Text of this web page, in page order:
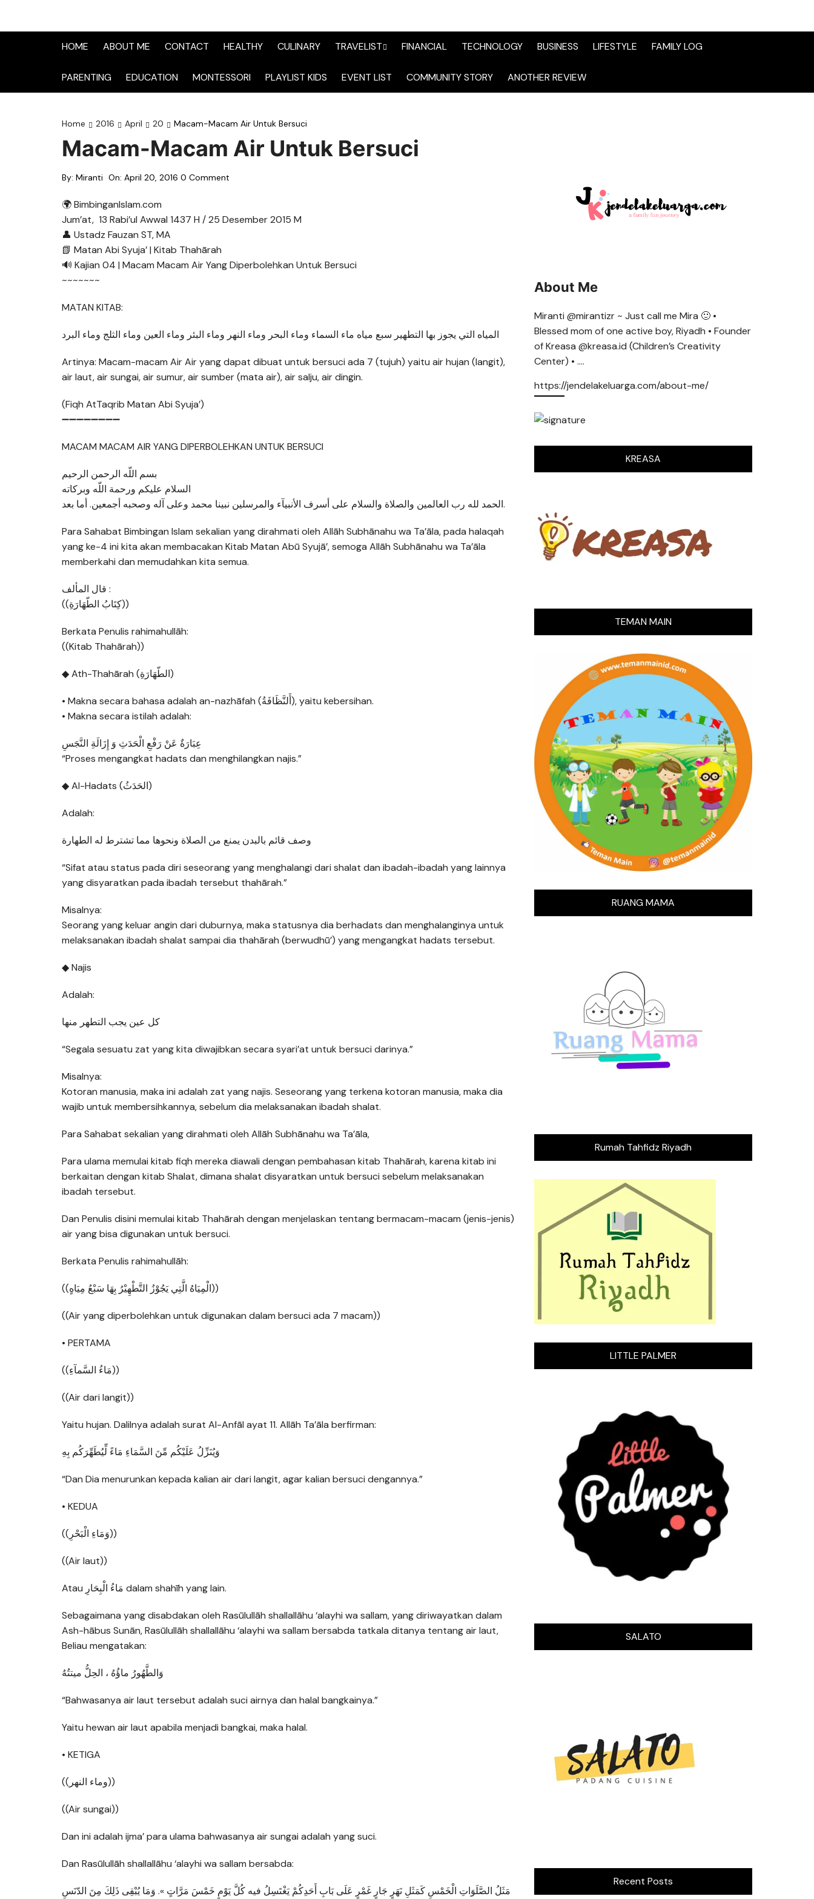
HOME ABOUT ME CONTACT HEALTHY CULINARY TRAVELIST
TraveList Sumatera
FINANCIAL TECHNOLOGY BUSINESS LIFESTYLE FAMILY LOG
PARENTING EDUCATION MONTESSORI PLAYLIST KIDS EVENT LIST COMMUNITY STORY ANOTHER REVIEW
Home 2016 April 20 Macam-Macam Air Untuk Bersuci
Macam-Macam Air Untuk Bersuci
By: Miranti On: April 20, 2016 0 Comment
🌍 BimbinganIslam.com
Jum’at, 13 Rabi’ul Awwal 1437 H / 25 Desember 2015 M
👤 Ustadz Fauzan ST, MA
📗 Matan Abi Syuja’ | Kitab Thahārah
🔊 Kajian 04 | Macam Macam Air Yang Diperbolehkan Untuk Bersuci
~~~~~~~
MATAN KITAB:
المياه التي يجوز بها التطهير سبع مياه ماء السماء وماء البحر وماء النهر وماء البئر وماء العين وماء الثلج وماء البرد
Artinya: Macam-macam Air Air yang dapat dibuat untuk bersuci ada 7 (tujuh) yaitu air hujan (langit),
air laut, air sungai, air sumur, air sumber (mata air), air salju, air dingin.
(Fiqh AtTaqrib Matan Abi Syuja’)
➖➖➖➖➖➖➖➖
MACAM MACAM AIR YANG DIPERBOLEHKAN UNTUK BERSUCI
بسم اللّه الرحمن الرحيم
السلام عليكم ورحمة اللّه وبركاته
الحمد لله رب العالمين والصلاة والسلام على أسرف الأنبيآء والمرسلين نبينا محمد وعلى آله وصحبه أجمعين. أما بعد.
Para Sahabat Bimbingan Islam sekalian yang dirahmati oleh Allāh Subhānahu wa Ta’āla, pada halaqah
yang ke-4 ini kita akan membacakan Kitab Matan Abū Syujā’, semoga Allāh Subhānahu wa Ta’āla
memberkahi dan memudahkan kita semua.
قال المألف :
((كِتَابُ الطّهَارَةِ))
Berkata Penulis rahimahullāh:
((Kitab Thahārah))
◆ Ath-Thahārah (الطّهَارَةِ)
• Makna secara bahasa adalah an-nazhāfah (أَلنَّظَافَةُ), yaitu kebersihan.
• Makna secara istilah adalah:
عِبَارَةٌ عَنْ رَفْعِ الْحَدَثِ وَ إِزَالَةِ النَّجَسِ
“Proses mengangkat hadats dan menghilangkan najis.”
◆ Al-Hadats (الحَدَثُ)
Adalah:
وصف قائم بالبدن يمنع من الصلاة ونحوها مما تشترط له الطهارة
“Sifat atau status pada diri seseorang yang menghalangi dari shalat dan ibadah-ibadah yang lainnya
yang disyaratkan pada ibadah tersebut thahārah.”
Misalnya:
Seorang yang keluar angin dari duburnya, maka statusnya dia berhadats dan menghalanginya untuk
melaksanakan ibadah shalat sampai dia thahārah (berwudhū’) yang mengangkat hadats tersebut.
◆ Najis
Adalah:
كل عين يجب التطهر منها
“Segala sesuatu zat yang kita diwajibkan secara syari’at untuk bersuci darinya.”
Misalnya:
Kotoran manusia, maka ini adalah zat yang najis. Seseorang yang terkena kotoran manusia, maka dia
wajib untuk membersihkannya, sebelum dia melaksanakan ibadah shalat.
Para Sahabat sekalian yang dirahmati oleh Allāh Subhānahu wa Ta’āla,
Para ulama memulai kitab fiqh mereka diawali dengan pembahasan kitab Thahārah, karena kitab ini
berkaitan dengan kitab Shalat, dimana shalat disyaratkan untuk bersuci sebelum melaksanakan
ibadah tersebut.
Dan Penulis disini memulai kitab Thahārah dengan menjelaskan tentang bermacam-macam (jenis-jenis)
air yang bisa digunakan untuk bersuci.
Berkata Penulis rahimahullāh:
((الْمِيَاهُ الَّتِي يَجُوْزُ التَّطْهِيْرُ بِهَا سَبْعُ مِيَاهٍ))
((Air yang diperbolehkan untuk digunakan dalam bersuci ada 7 macam))
• PERTAMA
((مَاءُ السَّمآءِ))
((Air dari langit))
Yaitu hujan. Dalilnya adalah surat Al-Anfāl ayat 11. Allāh Ta’āla berfirman:
وَيُنَزِّلُ عَلَيْكُم مِّنَ السَّمَاءِ مَاءً لِّيُطَهِّرَكُم بِهِ
“Dan Dia menurunkan kepada kalian air dari langit, agar kalian bersuci dengannya.”
• KEDUA
((وَمَاءِ الْبَحْرِ))
((Air laut))
Atau مَاءُ الْبِحَارِ dalam shahīh yang lain.
Sebagaimana yang disabdakan oleh Rasūlullāh shallallāhu ‘alayhi wa sallam, yang diriwayatkan dalam
Ash-hābus Sunān, Rasūlullāh shallallāhu ‘alayhi wa sallam bersabda tatkala ditanya tentang air laut,
Beliau mengatakan:
وَالطَّهُورُ ماؤُهُ ، الحِلُّ ميتتُهُ
“Bahwasanya air laut tersebut adalah suci airnya dan halal bangkainya.”
Yaitu hewan air laut apabila menjadi bangkai, maka halal.
• KETIGA
((وماء النهر))
((Air sungai))
Dan ini adalah ijma’ para ulama bahwasanya air sungai adalah yang suci.
Dan Rasūlullāh shallallāhu ‘alayhi wa sallam bersabda:
مَثَلُ الصَّلَوَاتِ الْخَمْسِ كَمَثَلِ نَهَرٍ جَارٍ غَمْرٍ عَلَى بَابِ أَحَدِكُمْ يَغْتَسِلُ فيه كُلَّ يَوْمٍ خَمْسَ مَرَّاتٍ ». وَمَا يُبْقِى ذَلِكَ مِنَ الدّنَسِ
About Me
Miranti @mirantizr ~ Just call me Mira 🙂 •
Blessed mom of one active boy, Riyadh • Founder
of Kreasa @kreasa.id (Children’s Creativity
Center) • ….
https://jendelakeluarga.com/about-me/
KREASA
TEMAN MAIN
RUANG MAMA
Rumah Tahfidz Riyadh
LITTLE PALMER
SALATO
Recent Posts